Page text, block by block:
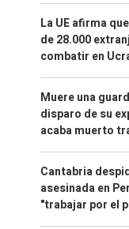
La UE afirma
de 28.000
combatir en
Muere una
disparo de su
acaba muerto
Cantabria
asesinada en
"trabajar por el